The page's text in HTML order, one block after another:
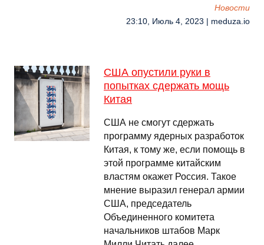
Новости
23:10, Июль 4, 2023 | meduza.io
США опустили руки в
попытках сдержать мощь
Китая
США не смогут сдержать
программу ядерных разработок
Китая, к тому же, если помощь в
этой программе китайским
властям окажет Россия. Такое
мнение выразил генерал армии
США, председатель
Объединенного комитета
начальников штабов Марк